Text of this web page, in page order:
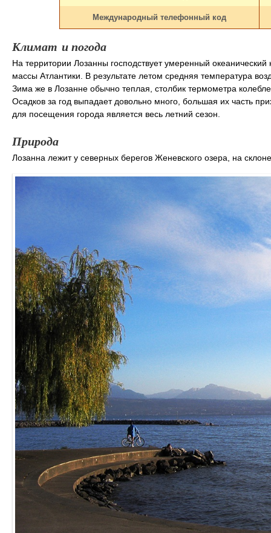
Международный телефонный код
Климат и погода
На территории Лозанны господствует умеренный
массы Атлантики. В результате летом средняя температура
Зима же в Лозанне обычно теплая, столбик термометра
Осадков за год выпадает довольно много, большая их часть
для посещения города является весь летний сезон.
Природа
Лозанна лежит у северных берегов Женевского озера, на склоне